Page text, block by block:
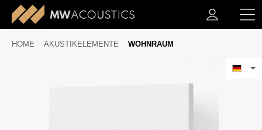
HOME AKUSTIKELEMENTE WOHNRAUM